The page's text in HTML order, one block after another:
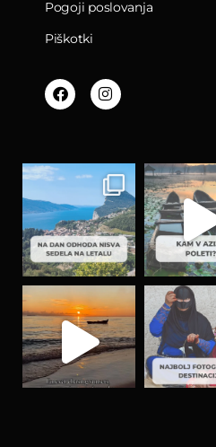
Pogoji poslovanja
Piškotki